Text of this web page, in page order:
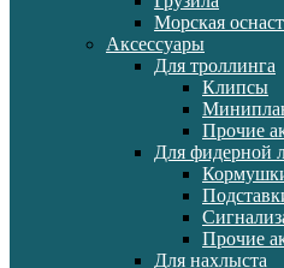
Морская
Аксессуары
Для троллинга
Клипсы
Прочие
Для фидерной
Прочие
Для нахлыста